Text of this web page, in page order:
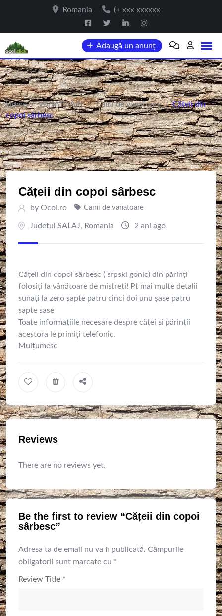
Romania (+ xxx xxxxxx
Adaugă un anunț
Home / VANATOARE / Caini de vanatoare / Cățeii din
copoi sârbesc
Cățeii din copoi sârbesc
by Ocol.ro Caini de vanatoare
Judetul SALAJ, Romania 2 ani ago
Cățeii din copoi sârbesc ( srpski gonic) din părinți
folosiți la vânătoare de mistreți! Pt mai multe detalii
sunați la zero șapte patru cinci doi unu șase patru
șapte șase
Toate informațiile necesare despre căței și părinții
acestora le primiți telefonic.
Mulțumesc
Reviews
There are no reviews yet.
Be the first to review “Cățeii din copoi
sârbesc”
Adresa ta de email nu va fi publicată. Câmpurile
obligatorii sunt marcate cu *
Review Title *